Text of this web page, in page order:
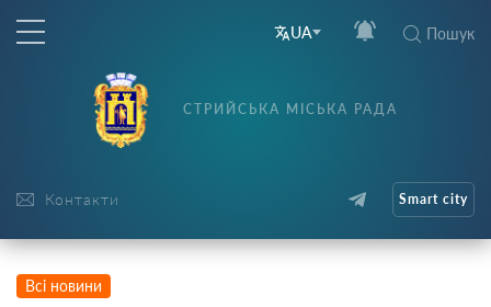
UA Пошук
Контакти
СТРИЙСЬКА МІСЬКА РАДА
Smart city
Всі новини